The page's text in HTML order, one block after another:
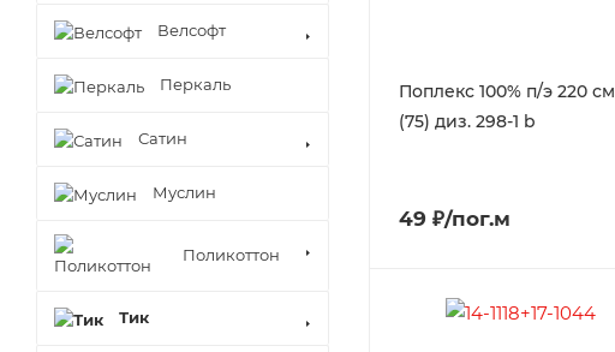
Поплекс 100% п/э 220 см
(75) диз. 298-1 b
49 ₽/пог.м
Велсофт
Перкаль
Сатин
Муслин
Поликоттон
Тик